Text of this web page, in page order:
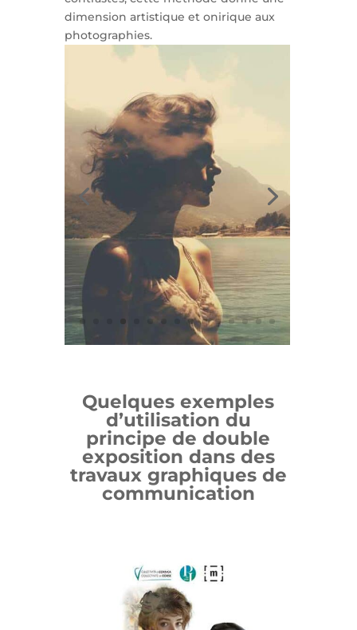
dimension artistique et onirique aux
photographies.
Quelques exemples
d’utilisation du
principe de double
exposition dans des
travaux graphiques de
communication